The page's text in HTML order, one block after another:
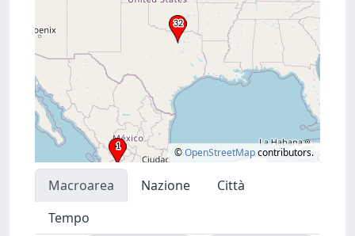
©OpenStreetMapcontributors.
Macroarea Nazione
Città
Tempo